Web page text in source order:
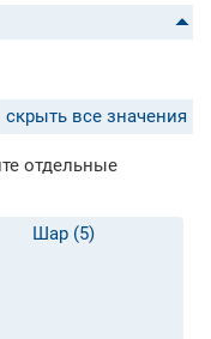
скрыть все значения
отдельные
Шар (5)